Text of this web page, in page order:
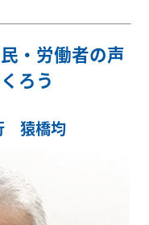
・労働者の声
ろう
猿橋均